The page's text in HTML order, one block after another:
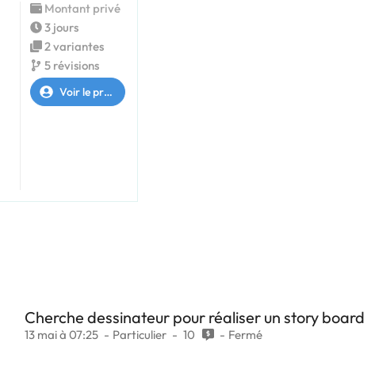
Montant privé
3 jours
2 variantes
5 révisions
Voir le profil
Cherche dessinateur pour réaliser un story board
13 mai à 07:25 Particulier 10 Fermé